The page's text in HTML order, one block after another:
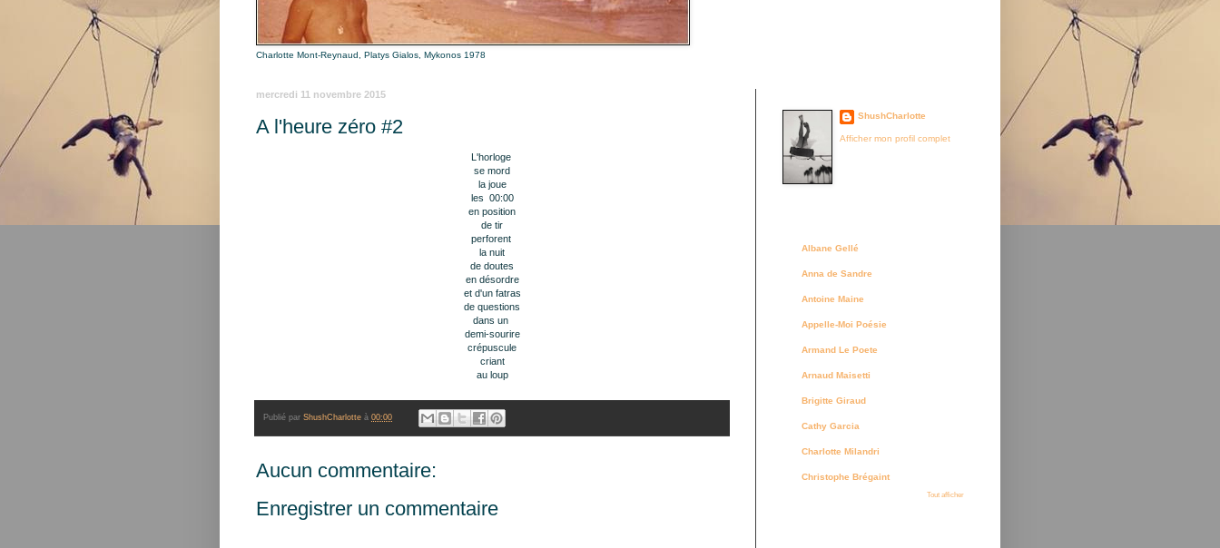
Charlotte Mont-Reynaud, Platys Gialos, Mykonos 1978
mercredi 11 novembre 2015
A l'heure zéro #2
L'horloge
se mord
la joue
les 00:00
en position
de tir
perforent
la nuit
de doutes
en désordre
et d'un fatras
de questions
dans un
demi-sourire
crépuscule
criant
au loup
Publié par ShushCharlotte à 00:00
Aucun commentaire:
Enregistrer un commentaire
ShushCharlotte
Afficher mon profil complet
Albane Gellé
Anna de Sandre
Antoine Maine
Appelle-Moi Poésie
Armand Le Poete
Arnaud Maisetti
Brigitte Giraud
Cathy Garcia
Charlotte Milandri
Christophe Brégaint
Tout afficher